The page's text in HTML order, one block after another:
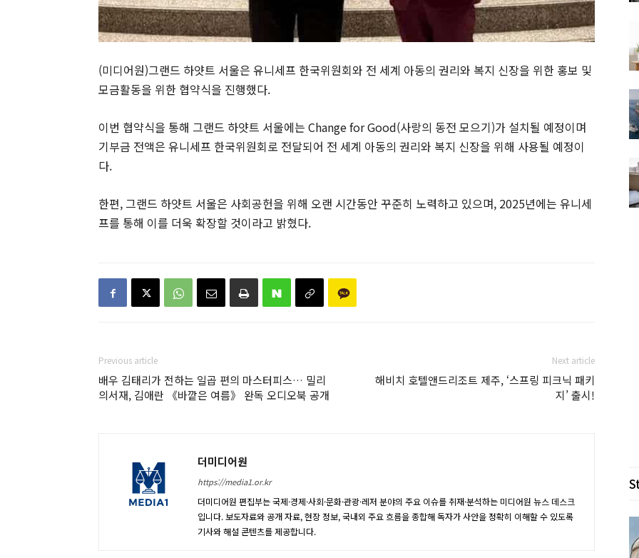
(미디어원)그랜드 하얏트 서울은 유니세프 한국위원회와 전 세계 아동의 권리와 복지 신장을 위한 홍보 및
모금활동을 위한 협약식을 진행했다.
이번 협약식을 통해 그랜드 하얏트 서울에는 Change for Good(사랑의 동전 모으기)가 설치될 예정이며
기부금 전액은 유니세프 한국위원회로 전달되어 전 세계 아동의 권리와 복지 신장을 위해 사용될 예정이
다.
한편, 그랜드 하얏트 서울은 사회공헌을 위해 오랜 시간동안 꾸준히 노력하고 있으며, 2025년에는 유니세
프를 통해 이를 더욱 확장할 것이라고 밝혔다.
Previous article
배우 김태리가 전하는 일곱 편의 마스터피스… 밀리
의서재, 김애란 《바깥은 여름》 완독 오디오북 공개
Next article
해비치 호텔앤드리조트 제주, ‘스프링 피크닉 패키
지’ 출시!
더미디어원
https://media1.or.kr
더미디어원 편집부는 국제·경제·사회·문화·관광·레저 분야의 주요 이슈를 취재·분석하는 미디어원 뉴스 데스크
입니다. 보도자료와 공개 자료, 현장 정보, 국내외 주요 흐름을 종합해 독자가 사안을 정확히 이해할 수 있도록
기사와 해설 콘텐츠를 제공합니다.